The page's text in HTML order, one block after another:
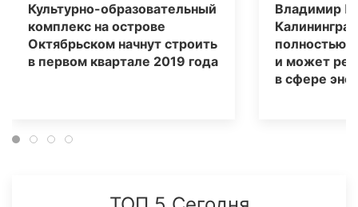
Культурно-образовательный
комплекс на острове
Октябрьском начнут строить
в первом квартале 2019 года
Владимир
полностью
и может
в сфере